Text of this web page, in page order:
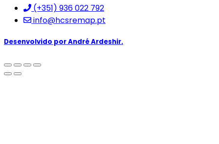
(+351) 936 022 792
info@hcsremap.pt
Desenvolvido porAndré Ardeshir.